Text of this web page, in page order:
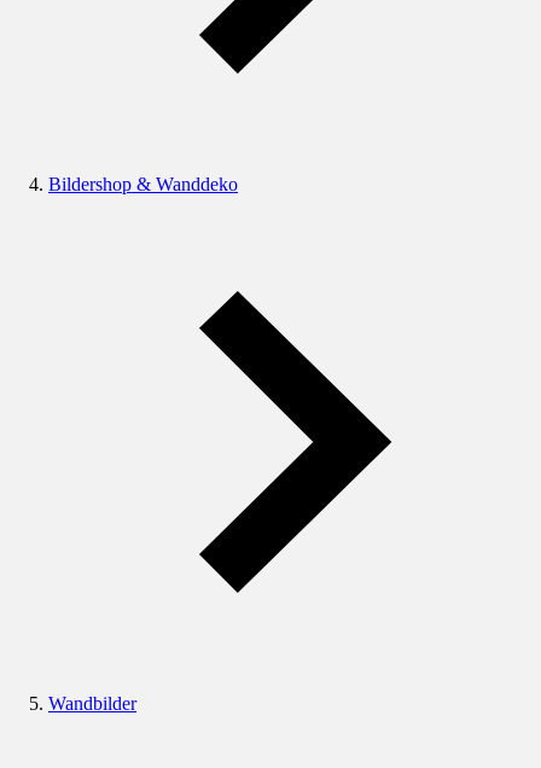
Bildershop & Wanddeko
Wandbilder